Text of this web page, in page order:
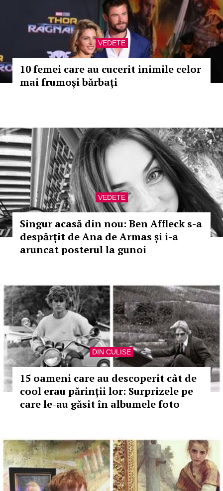
VEDETE
10 femei care au cucerit inimile celor
mai frumoși bărbați
VEDETE
Singur acasă din nou: Ben Affleck s-a
despărțit de Ana de Armas și i-a
aruncat posterul la gunoi
DIN CULISE
15 oameni care au descoperit cât de
cool erau părinții lor: Surprizele pe
care le-au găsit în albumele foto